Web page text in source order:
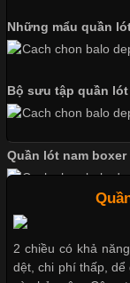
Vải Lycra Là Gì?
Ngành May Mặc
khả năng co giãn
cảm giác thoải mái
trong những chất
Chất Liệu
Những mẩu quần
Bộ sưu tập quần lót
Quần lót nam
Nguyên bộ quần
2 chiều có khả
dệt, chi phí thấp,